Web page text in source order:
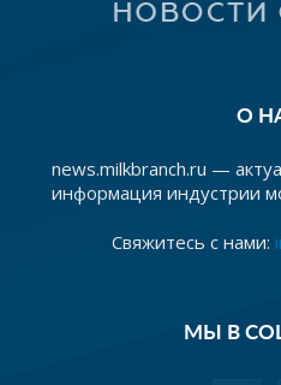
О
news.milkbranch.ru —
информация индустрии
Свяжитесь с нами:
МЫ В